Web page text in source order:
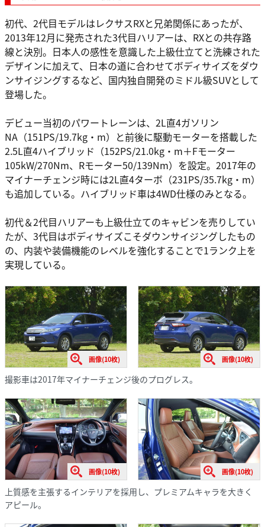
初代、2代目モデルはレクサスRXと兄弟関係にあったが、
2013年12月に発売された3代目ハリアーは、RXとの共存路
線と決別。日本人の感性を意識した上級仕立てと洗練された
デザインに加えて、日本の道に合わせてボディサイズをダウ
ンサイジングするなど、国内独自開発のミドル級SUVとして
登場した。
デビュー当初のパワートレーンは、2L直4ガソリン
NA（151PS/19.7kg・m）と前後に駆動モーターを搭載した
2.5L直4ハイブリッド（152PS/21.0kg・m＋Fモーター
105kW/270Nm、Rモーター50/139Nm）を設定。2017年の
マイナーチェンジ時には2L直4ターボ（231PS/35.7kg・m）
も追加している。ハイブリッド車は4WD仕様のみとなる。
初代＆2代目ハリアーも上級仕立てのキャビンを売りしてい
たが、3代目はボディサイズこそダウンサイジングしたもの
の、内装や装備機能のレベルを強化することで1ランク上を
実現している。
画像(10枚) 画像(10枚)
撮影車は2017年マイナーチェンジ後のプログレス。
画像(10枚) 画像(10枚)
上質感を主張するインテリアを採用し、プレミアムキャラを大きく
アピール。